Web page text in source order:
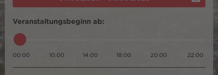
Veranstaltungsbeginn ab:
00:00 10:00 14:00 18:00 20:00 22:00